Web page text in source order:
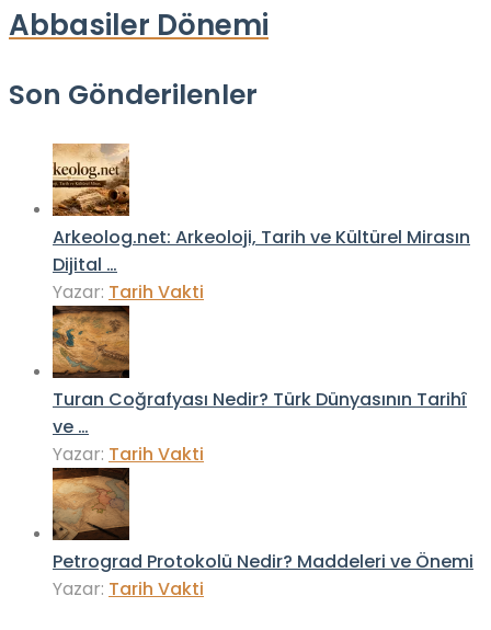
Abbasiler Dönemi
Son Gönderilenler
Arkeolog.net: Arkeoloji, Tarih ve Kültürel Mirasın
Dijital …
Yazar: Tarih Vakti
Turan Coğrafyası Nedir? Türk Dünyasının Tarihî
ve …
Yazar: Tarih Vakti
Petrograd Protokolü Nedir? Maddeleri ve Önemi
Yazar: Tarih Vakti